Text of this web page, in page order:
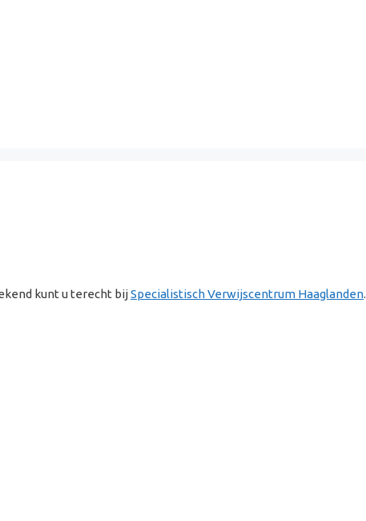
kunt u terecht bijSpecialistisch Verwijscentrum Haaglanden.